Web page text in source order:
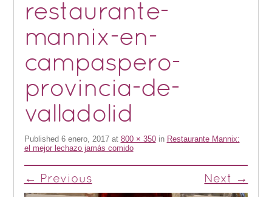
restaurante-
mannix-en-
campaspero-
provincia-de-
valladolid
Published 6 enero, 2017at 800 × 350in Restaurante Mannix:
el mejor lechazo jamás comido
← Previous Next →